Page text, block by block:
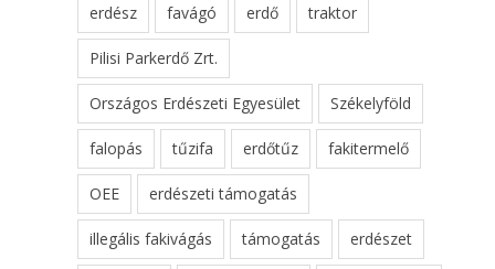
erdész favágó erdő traktor
Pilisi Parkerdő Zrt.
Országos Erdészeti Egyesület Székelyföld
falopás tűzifa erdőtűz fakitermelő
OEE erdészeti támogatás
illegális fakivágás támogatás erdészet